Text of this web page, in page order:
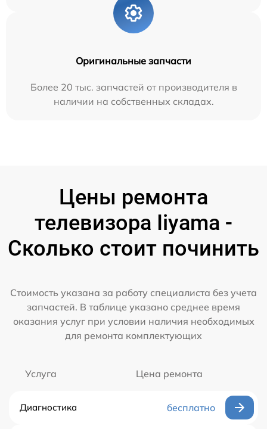
Оригинальные запчасти
Более 20 тыс. запчастей от производителя в
наличии на собственных складах.
Цены ремонта
телевизора Iiyama -
Сколько стоит починить
Стоимость указана за работу специалиста без учета
запчастей. В таблице указано среднее время
оказания услуг при условии наличия необходимых
для ремонта комплектующих
Услуга Цена ремонта
Диагностика бесплатно